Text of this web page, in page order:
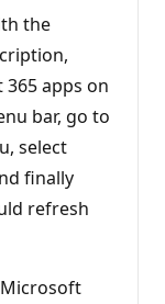
the
apps on
bar, go to
select
finally
refresh